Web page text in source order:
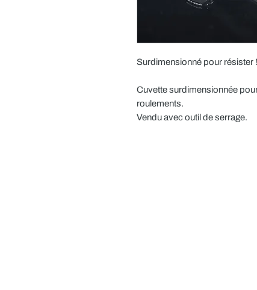
Surdimensionné pour résister !
Cuvette surdimensionnée
roulements.
Vendu avec outil de serrage.